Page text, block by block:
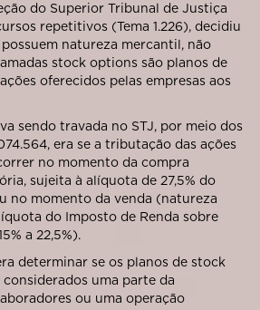
do Superior Tribunal de Justiça
repetitivos (Tema 1.226), decidiu
natureza mercantil, não
stock options são planos de
oferecidos pelas empresas aos
sendo travada no STJ, por meio dos
era se a tributação das ações
no momento da compra
sujeita à alíquota de 27,5% do
no momento da venda (natureza
do Imposto de Renda sobre
a 22,5%).
determinar se os planos de stock
uma parte da
ou uma operação